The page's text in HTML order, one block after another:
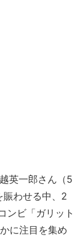
英一郎さん（5
賑わせる中、2
ンビ「ガリット
に注目を集め